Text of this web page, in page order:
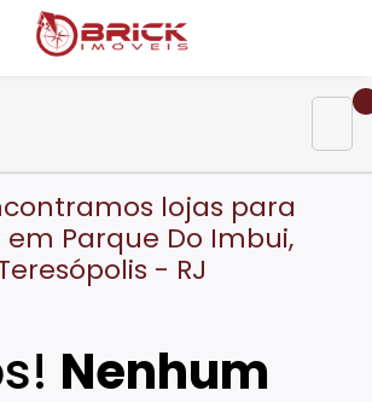
lojas para
Parque Do Imbui,
- RJ
Nenhum